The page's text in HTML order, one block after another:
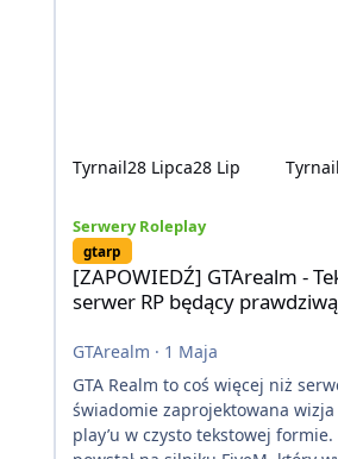
Tyrnail28 Lipca28 Lip Tyrnail
Serwery Roleplay
gtarp
[ZAPOWIEDŹ] GTArealm -
serwer RP będący
GTArealm · 1 Maja
GTA Realm to coś więcej niż
świadomie zaprojektowana
play’u w czysto tekstowej formie.